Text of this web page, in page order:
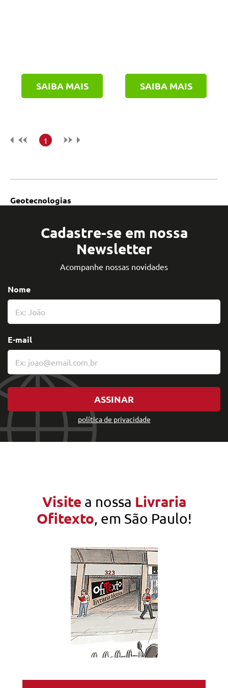
SAIBA MAIS SAIBA MAIS
1
Geotecnologias
Cadastre-se em nossa
Newsletter
Acompanhe nossas novidades
política de privacidade
Nome
E-mail
ASSINAR
Visite a nossa Livraria
Ofitexto, em São Paulo!